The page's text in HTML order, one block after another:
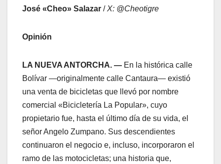
José «Cheo» Salazar /X: @Cheotigre
Opinión
LA NUEVA ANTORCHA. — En la histórica calle
Bolívar —originalmente calle Cantaura— existió
una venta de bicicletas que llevó por nombre
comercial «Bicicletería La Popular», cuyo
propietario fue, hasta el último día de su vida, el
señor Angelo Zumpano. Sus descendientes
continuaron el negocio e, incluso, incorporaron el
ramo de las motocicletas; una historia que,